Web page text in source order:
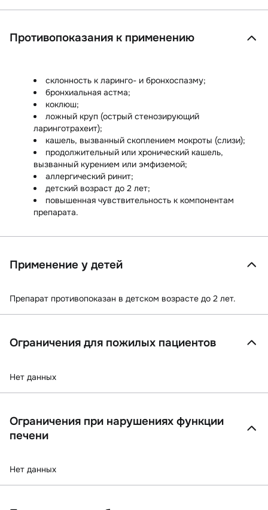
Противопоказания к применению
склонность к ларинго- и бронхоспазму;
бронхиальная астма;
коклюш;
ложный круп (острый стенозирующий
ларинготрахеит);
кашель, вызванный скоплением мокроты (слизи);
продолжительный или хронический кашель,
вызванный курением или эмфиземой;
аллергический ринит;
детский возраст до 2 лет;
повышенная чувствительность к компонентам
препарата.
Применение у детей
Препарат противопоказан в детском возрасте до 2 лет.
Ограничения для пожилых пациентов
Нет данных
Ограничения при нарушениях функции
печени
Нет данных